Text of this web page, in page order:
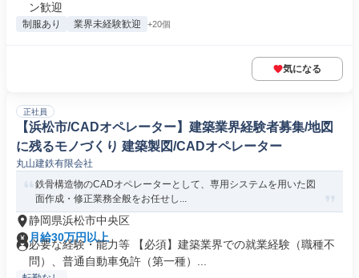
ン歓迎
制服あり 業界未経験歓迎 +20個
気になる
正社員
【浜松市/CADオペレーター】建築業界経験者募集/地図
に残るモノづくり 建築製図/CADオペレーター
丸山建鉄有限会社
鉄骨構造物のCADオペレーターとして、専用システムを用いた図
面作成・修正業務全般をお任せし...
静岡県浜松市中央区
月給30万円以上
必要な経験・能力等 【必須】建築業界での就業経験（職種不
問）、普通自動車免許（第一種）...